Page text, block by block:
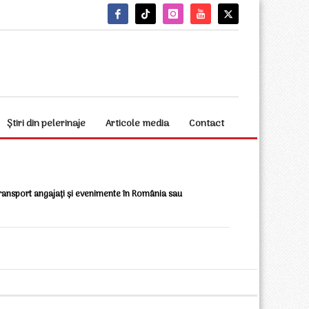
Știri din pelerinaje Articole media Contact
angajați și evenimente în România sau